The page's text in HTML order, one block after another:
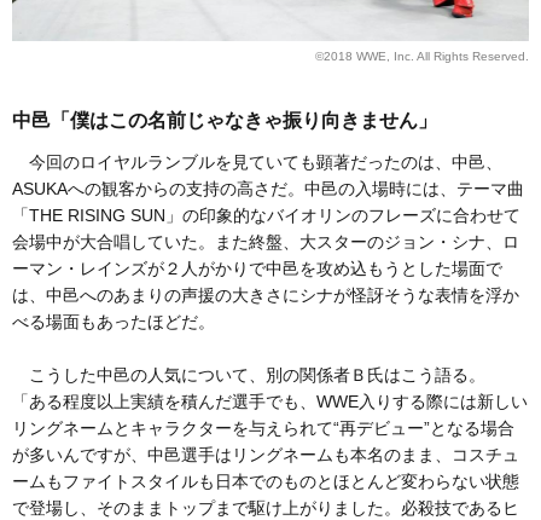
©2018 WWE, Inc. All Rights Reserved.
中邑「僕はこの名前じゃなきゃ振り向きません」
今回のロイヤルランブルを見ていても顕著だったのは、中邑、
ASUKAへの観客からの支持の高さだ。中邑の入場時には、テーマ曲
「THE RISING SUN」の印象的なバイオリンのフレーズに合わせて
会場中が大合唱していた。また終盤、大スターのジョン・シナ、ロ
ーマン・レインズが２人がかりで中邑を攻め込もうとした場面で
は、中邑へのあまりの声援の大きさにシナが怪訝そうな表情を浮か
べる場面もあったほどだ。
こうした中邑の人気について、別の関係者Ｂ氏はこう語る。
「ある程度以上実績を積んだ選手でも、WWE入りする際には新しい
リングネームとキャラクターを与えられて“再デビュー”となる場合
が多いんですが、中邑選手はリングネームも本名のまま、コスチュ
ームもファイトスタイルも日本でのものとほとんど変わらない状態
で登場し、そのままトップまで駆け上がりました。必殺技であるヒ